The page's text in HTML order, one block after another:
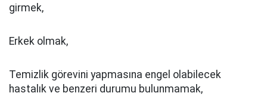
girmek,
Erkek olmak,
Temizlik görevini yapmasına engel olabilecek
hastalık ve benzeri durumu bulunmamak,